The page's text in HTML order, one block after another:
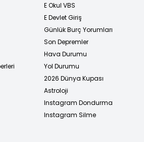
E Okul VBS
E Devlet Giriş
Günlük Burç Yorumları
Son Depremler
Hava Durumu
Yol Durumu
2026 Dünya Kupası
Astroloji
Instagram Dondurma
Instagram Silme